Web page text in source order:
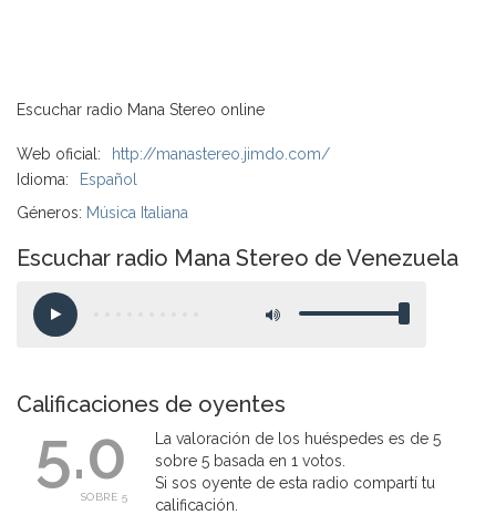
Escuchar radio Mana Stereo online
Web oficial:
http://manastereo.jimdo.com/
Idioma:
Español
Géneros: Música Italiana
Escuchar radio Mana Stereo de Venezuela
Calificaciones de oyentes
5.0
SOBRE 5
La valoración de los huéspedes es de 5
sobre 5 basada en 1 votos.
Si sos oyente de esta radio compartí tu
calificación.